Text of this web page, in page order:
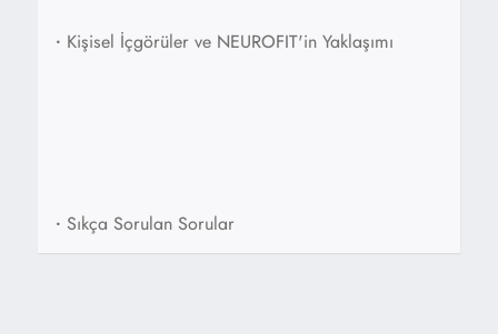
• Kişisel İçgörüler ve NEUROFIT'in Yaklaşımı
• Sıkça Sorulan Sorular